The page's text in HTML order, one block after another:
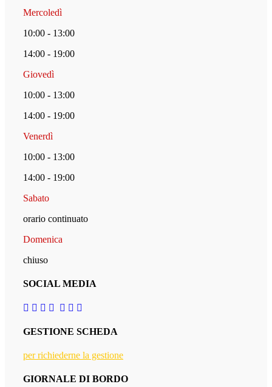
Mercoledì
10:00 - 13:00
14:00 - 19:00
Giovedì
10:00 - 13:00
14:00 - 19:00
Venerdì
10:00 - 13:00
14:00 - 19:00
Sabato
orario continuato
Domenica
chiuso
SOCIAL MEDIA
GESTIONE SCHEDA
per richiederne la gestione
GIORNALE DI BORDO